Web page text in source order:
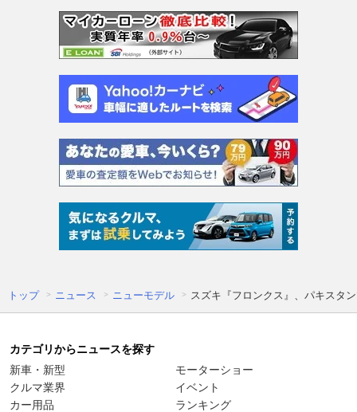
トップ ニュース ニューモデル スズキ『フロンクス』、パキスタ
カテゴリからニュースを探す
新車・新型
クルマ業界
カー用品
モーターショー
イベント
ランキング